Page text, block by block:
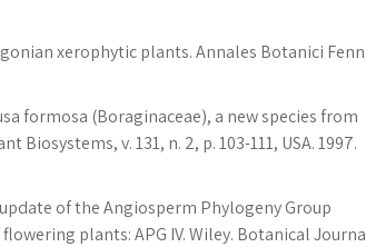
xerophytic plants. Annales Botanici
formosa (Boraginaceae), a new species from
v. 131, n. 2, p. 103-111, USA. 1997.
update of the Angiosperm Phylogeny Group
plants: APG IV. Wiley. Botanical